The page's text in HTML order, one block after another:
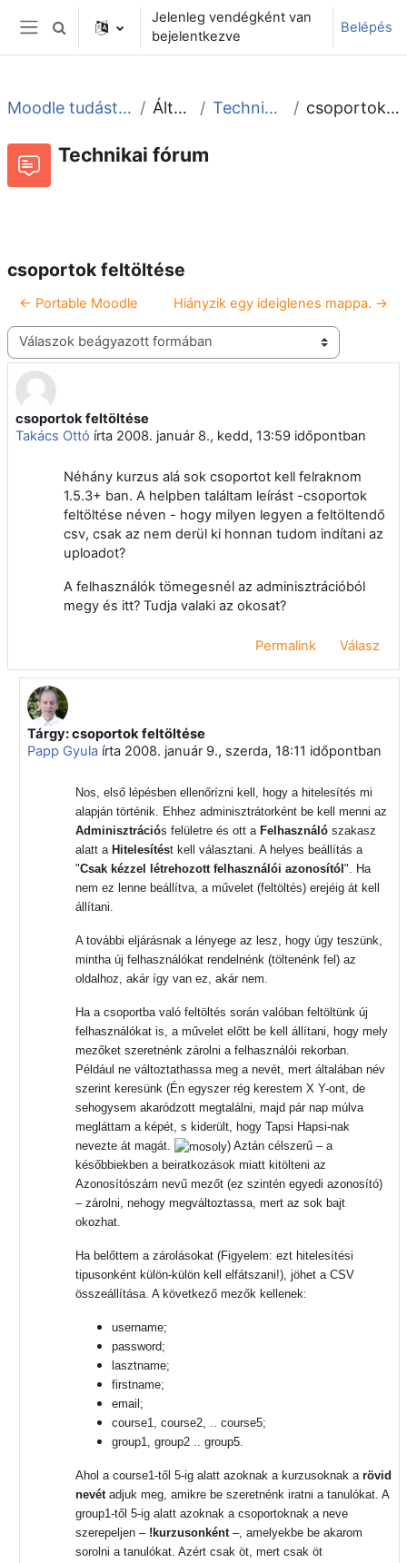
Tovább a fő tartalomhoz
Oldalpanel
Keresési bemeneti adatok váltása
Jelenleg vendégként van
bejelentkezve
Belépés
Moodle tudástár és fórum Általános Technikai fórum csoportok feltöltése
Technikai fórum
csoportok feltöltése
← Portable Moodle Hiányzik egy ideiglenes mappa. →
Megjelenítési mód
csoportok feltöltése
Takács Ottó írta 2008. január 8., kedd, 13:59 időpontban
Válaszok szám: 9
Néhány kurzus alá sok csoportot kell felraknom
1.5.3+ ban. A helpben találtam leírást -csoportok
feltöltése néven - hogy milyen legyen a feltöltendő
csv, csak az nem derül ki honnan tudom indítani az
uploadot?
A felhasználók tömegesnél az adminisztrációból
megy és itt? Tudja valaki az okosat?
Permalink Válasz
Válasz erre: Takács Ottó
Tárgy: csoportok feltöltése
Papp Gyulaírta 2008. január 9., szerda, 18:11 időpontban
Nos, első lépésben ellenőrízni kell, hogy a hitelesítés mi
alapján történik. Ehhez adminisztrátorként be kell menni az
Adminisztrációs felületre és ott a Felhasználószakasz
alatt a Hitelesítést kell választani. A helyes beállítás a
"Csak kézzel létrehozott felhasználói azonosítól ". Ha
nem ez lenne beállítva, a művelet (feltöltés) erejéig át kell
állítani.
A további eljárásnak a lényege az lesz, hogy úgy teszünk,
mintha új felhasználókat rendelnénk (töltenénk fel) az
oldalhoz, akár így van ez, akár nem.
Ha a csoportba való feltöltés során valóban feltöltünk új
felhasználókat is, a művelet előtt be kell állítani, hogy mely
mezőket szeretnénk zárolni a felhasználói rekorban.
Például ne változtathassa meg a nevét, mert általában név
szerint keresünk (Én egyszer rég kerestem X Y-ont, de
sehogysem akaródzott megtalálni, majd pár nap múlva
megláttam a képét, s kiderült, hogy Tapsi Hapsi-nak
nevezte át magát.
) Aztán célszerű – a
későbbiekben a beiratkozások miatt kitölteni az
Azonosítószám nevű mezőt (ez szintén egyedi azonosító)
– zárolni, nehogy megváltoztassa, mert az sok bajt
okozhat.
Ha belőttem a zárolásokat (Figyelem: ezt hitelesítési
tipusonként külön-külön kell elfátszani!), jöhet a CSV
összeállítása. A következő mezők kellenek:
username;
password;
lasztname;
firstname;
email;
course1, course2, .. course5;
group1, group2 .. group5.
Ahol a course1-től 5-ig alatt azoknak a kurzusoknak a rövid
nevétadjuk meg, amikre be szeretnénk iratni a tanulókat. A
group1-től 5-ig alatt azoknak a csoportoknak a neve
szerepeljen – !kurzusonként–, amelyekbe be akarom
sorolni a tanulókat. Azért csak öt, mert csak öt